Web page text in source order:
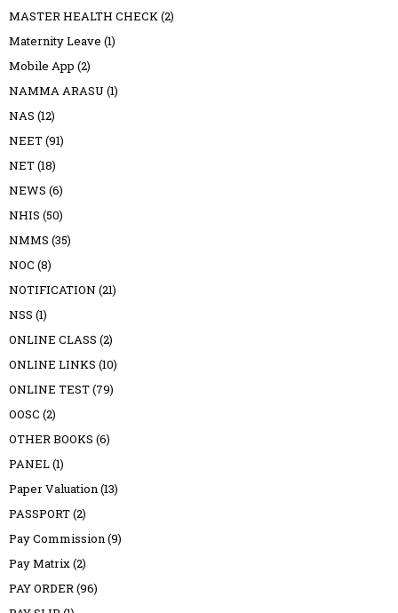
MASTER HEALTH CHECK(2)
Maternity Leave (1)
Mobile App (2)
NAMMA ARASU (1)
NAS (12)
NEET(91)
NET(18)
NEWS (6)
NHIS (50)
NMMS (35)
NOC (8)
NOTIFICATION (21)
NSS (1)
ONLINE CLASS (2)
ONLINE LINKS (10)
ONLINE TEST(79)
OOSC (2)
OTHER BOOKS (6)
PANEL(1)
Paper Valuation(13)
PASSPORT(2)
Pay Commission(9)
Pay Matrix(2)
PAY ORDER(96)